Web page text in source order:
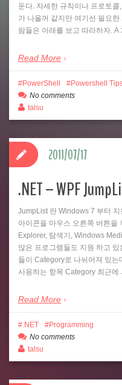
둔다. 자세한 규칙이나 프로토
가 나올꺼 같지만 여기선 필요
람들은 아래를 보고 따라하자. A
Read More
PowerShell Powershell
No comments
talsu
.NET – WPF
JumpList 란 Windows 7 부터
아이콘을 마우스 오른쪽 버튼을
Explorer, 탐색기, Windows
많은 프로그램들도 지원 하고
들이 Category로 나뉘어져 있는
사용하는 항목 Category 최근
Read More
2011/07/17
.NET
Programming
No comments
talsu